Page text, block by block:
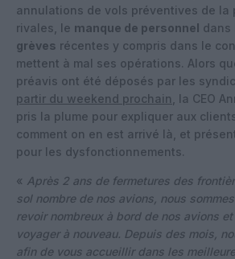
annulations de vols préventives de la
rivales, le manque de personnel dans
grèves récentes y compris dans le
mettent à mal ses opérations. Alors
préavis ont été déposés par les
partir du weekend prochain
, la CEO
pris la plume pour expliquer aux clients
comment on en est arrivé là, et
pour les dysfonctionnements.
« Après 2 ans de fermetures des
sol nombre de nos avions, nous
revoir nombreux à bord de nos avions
voyager à nouveau. Depuis des mois,
afin de vous accueillir dans les